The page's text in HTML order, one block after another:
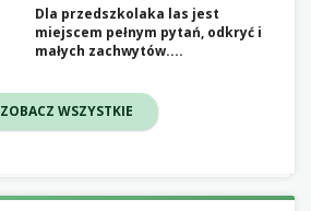
Dla przedszkolaka las jest
miejscem pełnym pytań, odkryć i
małych zachwytów....
ZOBACZ WSZYSTKIE